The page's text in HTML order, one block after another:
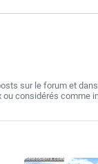
sur le forum et
ou considérés comme